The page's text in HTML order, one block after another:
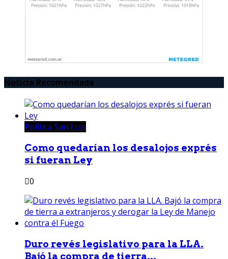
Noticia Recomendada
Política San Luis
Como quedarían los desalojos exprés
si fueran Ley
0
Duro revés legislativo para la LLA.
Bajó la compra de tierra...